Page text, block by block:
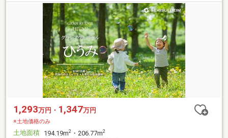
1,293万円・ 1,347万円
※土地価格のみ
土地面積 194.19m2 ・206.77m2